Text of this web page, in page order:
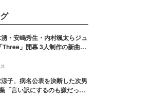
・茅野しのぶ。一人ひとりの
に寄り添い、魅力を引き出す
作りは、多くの女性たちに勇
自信を与え続けている。
・安嶋秀生・内村颯太らジュ
Three」開幕 3人制作の新曲＆
掴みたい」【ゲネプロレポ】
子、病名公表を決断した次男
「言い訳にするのも嫌だっ